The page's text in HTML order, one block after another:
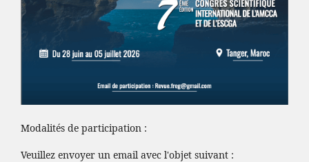
Modalités de participation :
Veuillez envoyer un email avec l'objet suivant :